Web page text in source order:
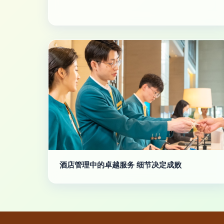
酒店管理中的卓越服务 细节决定成败